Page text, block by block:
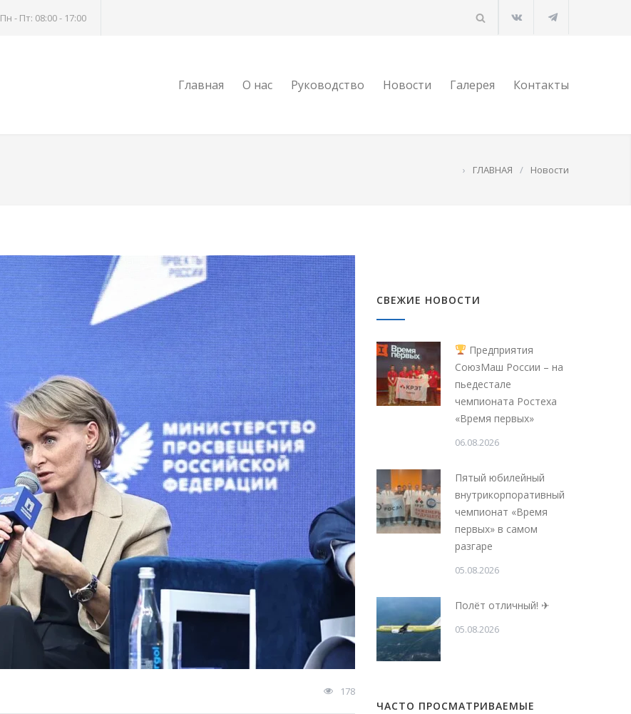
Пн - Пт: 08:00 - 17:00
Главная О нас Руководство Новости Галерея Контакты
› ГЛАВНАЯ / Новости
178
СВЕЖИЕ НОВОСТИ
Предприятия
СоюзМаш России – на
пьедестале
чемпионата Ростеха
«Время первых»
06.08.2026
Пятый юбилейный
внутрикорпоративный
чемпионат «Время
первых» в самом
разгаре
05.08.2026
Полёт отличный! ✈
05.08.2026
ЧАСТО ПРОСМАТРИВАЕМЫЕ